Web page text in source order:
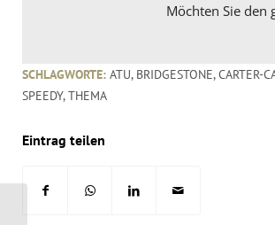
Möchten Sie den
SCHLAGWORTE: ATU, BRIDGESTONE,CARTER-
SPEEDY,THEMA
Eintrag teilen